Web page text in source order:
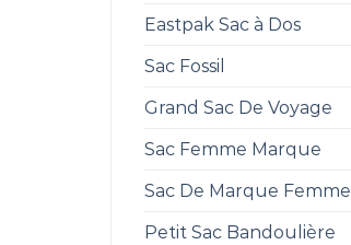
Eastpak Sac à Dos
Sac Fossil
Grand Sac De Voyage
Sac Femme Marque
Sac De Marque Femme
Petit Sac Bandoulière